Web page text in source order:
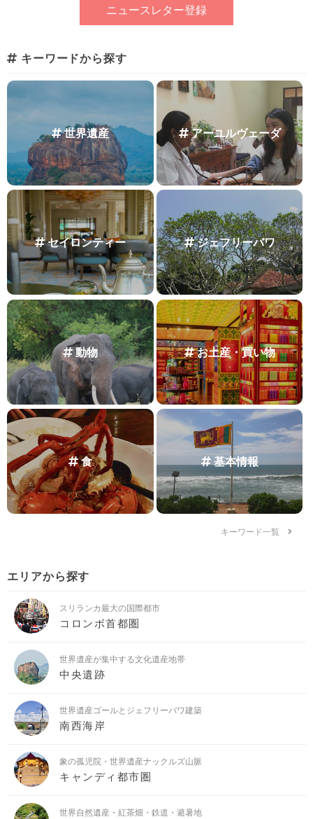
キーワードから探す
世界遺産 アーユルヴェーダ
セイロンティー ジェフリーバワ
動物 お土産・買い物
食 基本情報
キーワード一覧
エリアから探す
スリランカ最大の国際都市
コロンボ首都圏
世界遺産が集中する文化遺産地帯
中央遺跡
世界遺産ゴールとジェフリーバワ建築
南西海岸
象の孤児院・世界遺産ナックルズ山脈
キャンディ都市圏
世界自然遺産・紅茶畑・鉄道・避暑地